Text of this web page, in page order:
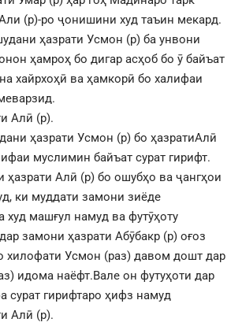
(р)-ро ҷонишини худ таъин мекард.
ҳазрати Усмон (р) ба унвони
ҳамроҳ бо дигар асҳоб бо ӯ байъат
хайрхоҳӣ ва ҳамкорӣ бо халифаи
Алӣ (р).
ҳазрати Усмон (р) бо ҳазратиАлӣ
муслимин байъат сурат гирифт.
ҳазрати Алӣ (р) бо ошубҳо ва ҷангҳои
ки муддати замони зиёде
худ машғул намуд ва футӯҳоту
замони ҳазрати Абӯбакр (р) оғоз
хилофати Усмон (раз) давом дошт дар
идома наёфт.Вале он футуҳоти дар
сурат гирифтаро ҳифз намуд
Алӣ (р).